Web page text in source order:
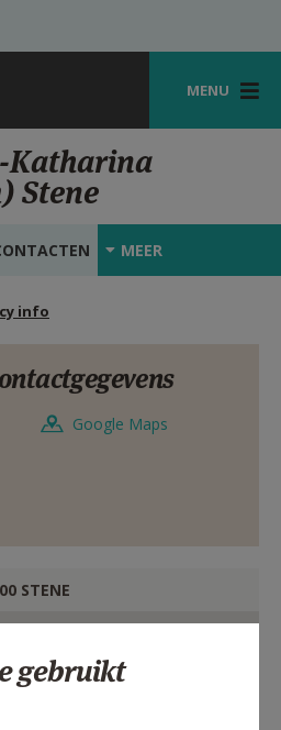
gaan
MENU
REGISTREREN
Katharina
Stene
MEER
info
Google Maps
STENE
gebruikt